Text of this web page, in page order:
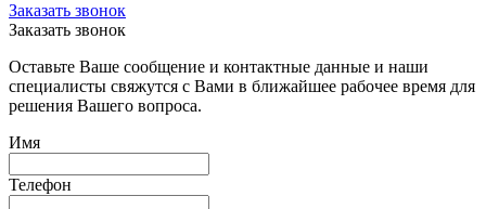
Заказать звонок
Заказать звонок
Оставьте Ваше сообщение и контактные данные и наши
специалисты свяжутся с Вами в ближайшее рабочее время для
решения Вашего вопроса.
Имя
Телефон